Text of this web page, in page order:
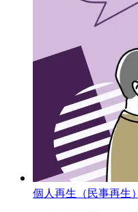
個人再生（民事再生）